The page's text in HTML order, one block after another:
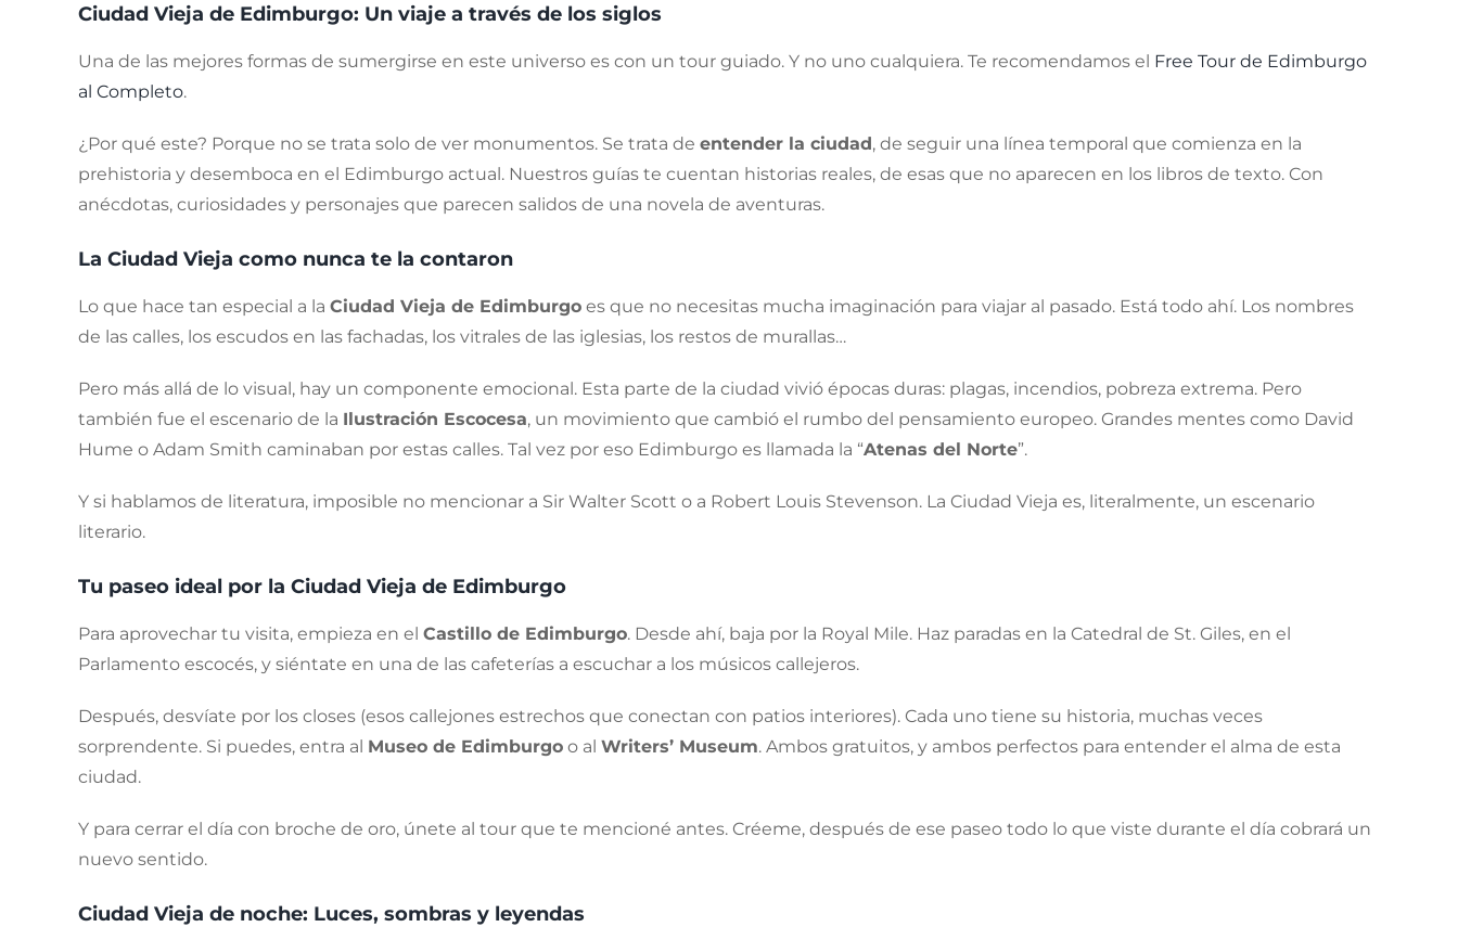
Ciudad Vieja de Edimburgo: Un viaje a través de los siglos
Una de las mejores formas de sumergirse en este universo es con un tour guiado. Y no uno cualquiera. Te recomendamos el Free Tour de Edimburgo
al Completo.
¿Por qué este? Porque no se trata solo de ver monumentos. Se trata de entender la ciudad, de seguir una línea temporal que comienza en la
prehistoria y desemboca en el Edimburgo actual. Nuestros guías te cuentan historias reales, de esas que no aparecen en los libros de texto. Con
anécdotas, curiosidades y personajes que parecen salidos de una novela de aventuras.
La Ciudad Vieja como nunca te la contaron
Lo que hace tan especial a la Ciudad Vieja de Edimburgo es que no necesitas mucha imaginación para viajar al pasado. Está todo ahí. Los nombres
de las calles, los escudos en las fachadas, los vitrales de las iglesias, los restos de murallas…
Pero más allá de lo visual, hay un componente emocional. Esta parte de la ciudad vivió épocas duras: plagas, incendios, pobreza extrema. Pero
también fue el escenario de la Ilustración Escocesa, un movimiento que cambió el rumbo del pensamiento europeo. Grandes mentes como David
Hume o Adam Smith caminaban por estas calles. Tal vez por eso Edimburgo es llamada la “Atenas del Norte”.
Y si hablamos de literatura, imposible no mencionar a Sir Walter Scott o a Robert Louis Stevenson. La Ciudad Vieja es, literalmente, un escenario
literario.
Tu paseo ideal por la Ciudad Vieja de Edimburgo
Para aprovechar tu visita, empieza en el Castillo de Edimburgo. Desde ahí, baja por la Royal Mile. Haz paradas en la Catedral de St. Giles, en el
Parlamento escocés, y siéntate en una de las cafeterías a escuchar a los músicos callejeros.
Después, desvíate por los closes (esos callejones estrechos que conectan con patios interiores). Cada uno tiene su historia, muchas veces
sorprendente. Si puedes, entra al Museo de Edimburgo o al Writers’ Museum. Ambos gratuitos, y ambos perfectos para entender el alma de esta
ciudad.
Y para cerrar el día con broche de oro, únete al tour que te mencioné antes. Créeme, después de ese paseo todo lo que viste durante el día cobrará un
nuevo sentido.
Ciudad Vieja de noche: Luces, sombras y leyendas